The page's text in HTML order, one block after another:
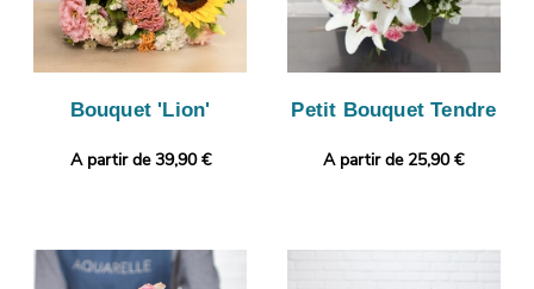
Bouquet 'Lion'
A partir de 39,90 €
Petit Bouquet Tendre
A partir de 25,90 €